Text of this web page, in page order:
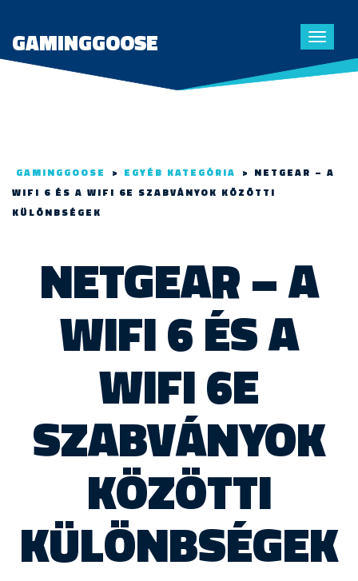
Toggle
GAMINGGOOSE
GAMINGGOOSE > EGYÉB KATEGÓRIA > NETGEAR – A
WIFI 6 ÉS A WIFI 6E SZABVÁNYOK KÖZÖTTI
KÜLÖNBSÉGEK
NETGEAR – A
WIFI 6 ÉS A
WIFI 6E
SZABVÁNYOK
KÖZÖTTI
KÜLÖNBSÉGEK